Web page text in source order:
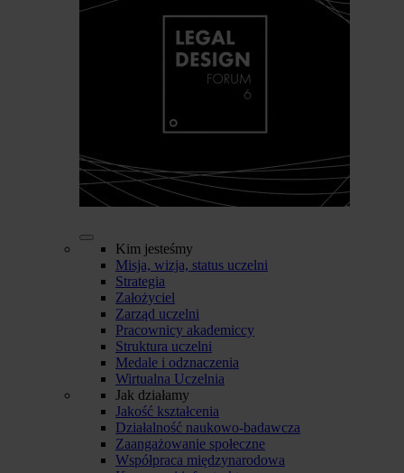
Kim jesteśmy
Misja, wizja, status uczelni
Strategia
Założyciel
Zarząd uczelni
Pracownicy akademiccy
Struktura uczelni
Medale i odznaczenia
Wirtualna Uczelnia
Jak działamy
Jakość kształcenia
Działalność naukowo-badawcza
Zaangażowanie społeczne
Współpraca międzynarodowa